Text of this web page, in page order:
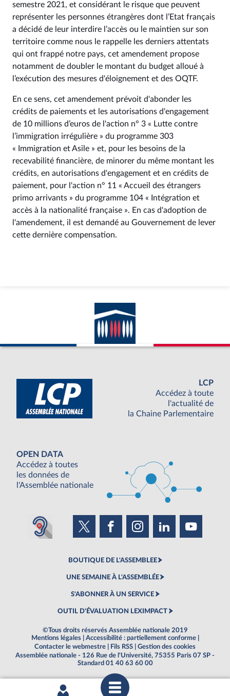
semestre 2021, et considérant le risque que peuvent
représenter les personnes étrangères dont l’Etat français
a décidé de leur interdire l’accès ou le maintien sur son
territoire comme nous le rappelle les derniers attentats
qui ont frappé notre pays, cet amendement propose
notamment de doubler le montant du budget alloué à
l’exécution des mesures d'éloignement et des OQTF.
En ce sens, cet amendement prévoit d'abonder les
crédits de paiements et les autorisations d'engagement
de 10 millions d’euros de l'action n° 3 « Lutte contre
l’immigration irrégulière » du programme 303
« Immigration et Asile » et, pour les besoins de la
recevabilité financière, de minorer du même montant les
crédits, en autorisations d'engagement et en crédits de
paiement, pour l'action n° 11 « Accueil des étrangers
primo arrivants » du programme 104 « Intégration et
accès à la nationalité française ». En cas d'adoption de
l'amendement, il est demandé au Gouvernement de lever
cette dernière compensation.
LCP
Accédez à toute
l'actualité de
la Chaine Parlementaire
OPEN DATA
Accédez à toutes
les données de
l'Assemblée nationale
BOUTIQUE DE L'ASSEMBLEE
UNE SEMAINE À L'ASSEMBLÉE
S'ABONNER À UN SERVICE
OUTIL D'ÉVALUATION LEXIMPACT
©Tous droits réservés Assemblée nationale 2019
Mentions légales
Accessibilité : partiellement conforme
Contacter le webmestre
Fils RSS
Gestion des cookies
Assemblée nationale - 126 Rue de l'Université, 75355 Paris 07 SP -
Standard 01 40 63 60 00